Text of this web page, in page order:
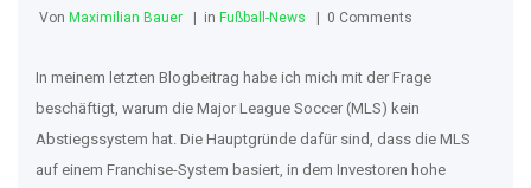
Von Maximilian Bauer in Fußball-News 0 Comments
In meinem letzten Blogbeitrag habe ich mich mit der Frage
beschäftigt, warum die Major League Soccer (MLS) kein
Abstiegssystem hat. Die Hauptgründe dafür sind, dass die MLS
auf einem Franchise-System basiert, in dem Investoren hohe